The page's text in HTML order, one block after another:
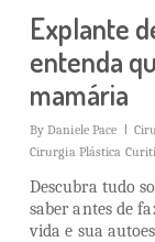
Explante
entenda
mamária
By Daniele Pace
Cirurgia Plástica
Descubra tudo
saber antes de
vida e sua